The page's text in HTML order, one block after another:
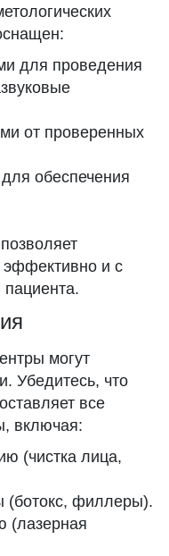
для проведения
от проверенных
обеспечения
и с
могут
Убедитесь, что
все
включая:
(чистка лица,
(ботокс, филлеры).
(лазерная